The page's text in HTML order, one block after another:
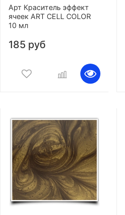
Арт Краситель эффект
ячеек ART CELL COLOR
10 мл
185 руб